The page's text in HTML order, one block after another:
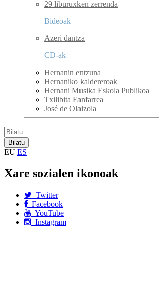
29 liburuxken zerrenda
Bideoak
Azeri dantza
CD-ak
Hernanin entzuna
Hernaniko kaldereroak
Hernani Musika Eskola Publikoa
Txilibita Fanfarrea
José de Olaizola
EU ES
Xare sozialen ikonoak
Twitter
Facebook
YouTube
Instagram